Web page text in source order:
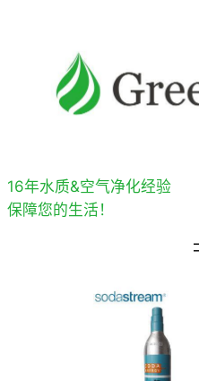
16年水质&空气净化经验
保障您的生活！